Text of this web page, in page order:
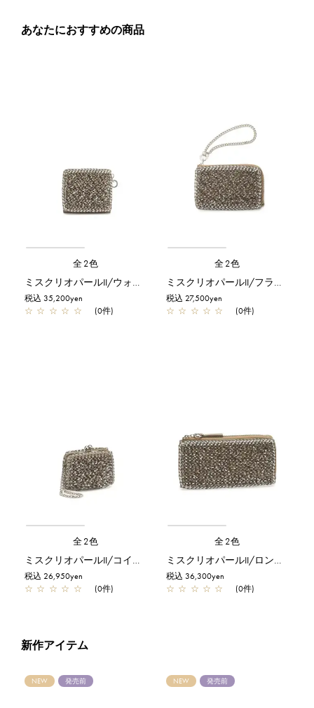
あなたにおすすめの商品
全2色
ミスクリオパールII/ウォレット/カーキ
税込 35,200yen
☆ ☆ ☆ ☆ ☆ (0件)
全2色
ミスクリオパールII/フラグメントケース/カーキ
税込 27,500yen
☆ ☆ ☆ ☆ ☆ (0件)
全2色
ミスクリオパールII/コインケース/カーキ
税込 26,950yen
☆ ☆ ☆ ☆ ☆ (0件)
全2色
ミスクリオパールII/ロングウォレット/カーキ
税込 36,300yen
☆ ☆ ☆ ☆ ☆ (0件)
新作アイテム
NEW 発売前 NEW 発売前